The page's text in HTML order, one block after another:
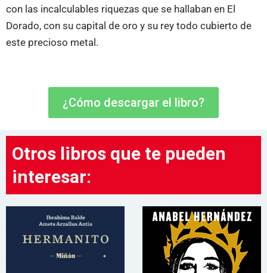
con las incalculables riquezas que se hallaban en El
Dorado, con su capital de oro y su rey todo cubierto de
este precioso metal.
¿Cómo descargar el libro?
Otros libros que te pueden
interesar: